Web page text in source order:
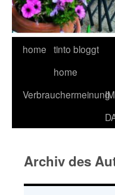
home tinto bloggt
home
Verbrauchermeinung
Archiv des